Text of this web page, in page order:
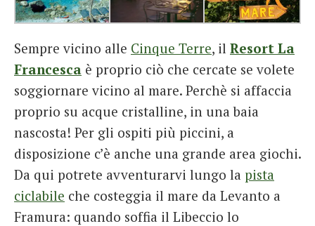
Sempre vicino alle Cinque Terre, il Resort La
Francesca è proprio ciò che cercate se volete
soggiornare vicino al mare. Perchè si affaccia
proprio su acque cristalline, in una baia
nascosta! Per gli ospiti più piccini, a
disposizione c’è anche una grande area giochi.
Da qui potrete avventurarvi lungo la pista
ciclabile che costeggia il mare da Levanto a
Framura: quando soffia il Libeccio lo